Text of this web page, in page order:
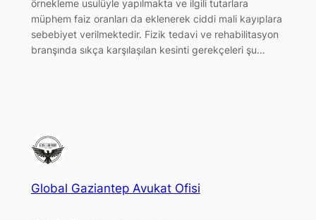
örnekleme usulüyle yapılmakta ve ilgili tutarlara
müphem faiz oranları da eklenerek ciddi mali kayıplara
sebebiyet verilmektedir. Fizik tedavi ve rehabilitasyon
branşında sıkça karşılaşılan kesinti gerekçeleri şu…
Global Gaziantep Avukat Ofisi